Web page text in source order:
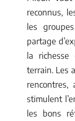
reconnus,
les
partage
la richesse
terrain. Les
rencontres,
stimulent
les bons